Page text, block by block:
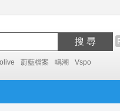
搜 尋
蔚藍檔案 鳴潮 Vspo